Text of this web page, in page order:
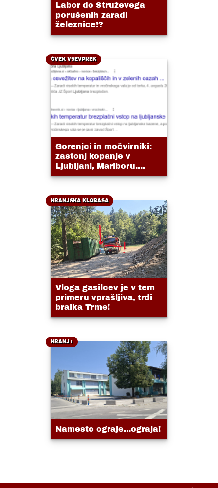
Labor do Struževega
porušenih zaradi
železnice!?
ČVEK VSEVPREK
Gorenjci in močvirniki:
zastonj kopanje v
Ljubljani, Mariboru....
KRANJSKA KLOBASA
Vloga gasilcev je v tem
primeru vprašljiva, trdi
bralka Trme!
KRANJ+
Namesto ograje...ograja!